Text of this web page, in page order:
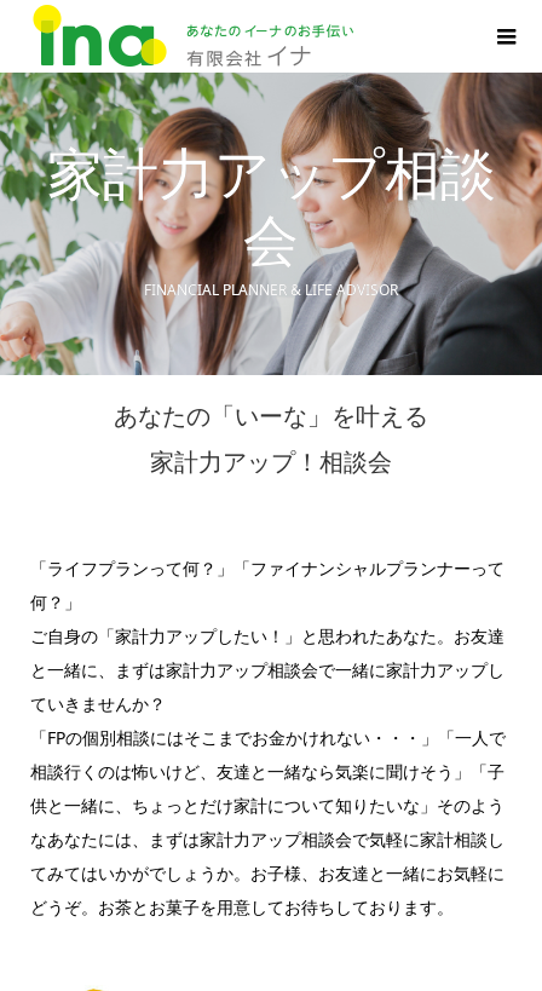
家計力アップ相談
会
FINANCIAL PLANNER & LIFE ADVISOR
あなたの「いーな」を叶える
家計力アップ！相談会
「ライフプランって何？」「ファイナンシャルプランナーって
何？」
ご自身の「家計力アップしたい！」と思われたあなた。お友達
と一緒に、まずは家計力アップ相談会で一緒に家計力アップし
ていきませんか？
「FPの個別相談にはそこまでお金かけれない・・・」「一人で
相談行くのは怖いけど、友達と一緒なら気楽に聞けそう」「子
供と一緒に、ちょっとだけ家計について知りたいな」そのよう
なあなたには、まずは家計力アップ相談会で気軽に家計相談し
てみてはいかがでしょうか。お子様、お友達と一緒にお気軽に
どうぞ。お茶とお菓子を用意してお待ちしております。